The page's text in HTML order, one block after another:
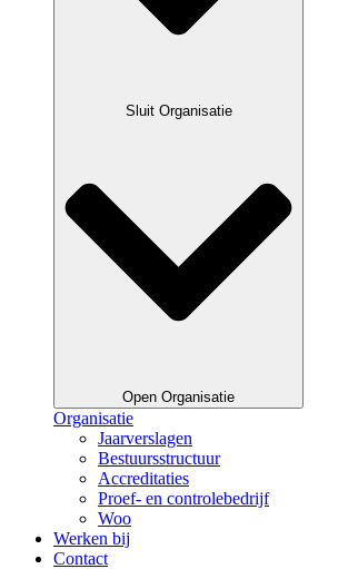
Sluit Organisatie
Open Organisatie
Organisatie
Jaarverslagen
Bestuursstructuur
Accreditaties
Proef- en controlebedrijf
Woo
Werken bij
Contact